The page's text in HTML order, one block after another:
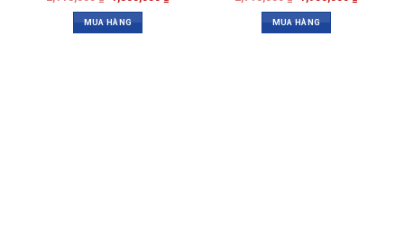
MUA HÀNG MUA HÀNG